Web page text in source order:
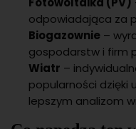
odpowiadająca za
Biogazownie –
gospodarstw i firm
Wiatr –
popularności dzięki
lepszym analizom